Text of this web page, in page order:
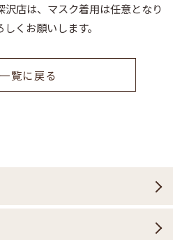
店は、マスク着用は任意となり
くお願いします。
覧に戻る